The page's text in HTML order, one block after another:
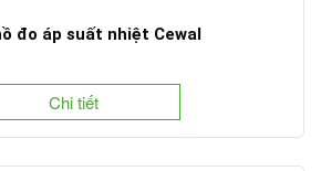
đo áp suất nhiệt Cewal
Chi tiết